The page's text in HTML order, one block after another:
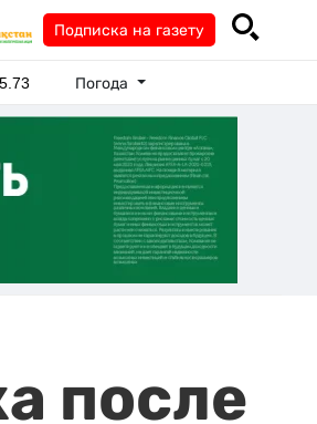
Подписка на газету
Погода
после